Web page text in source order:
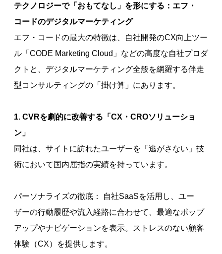
テクノロジーで「おもてなし」を形にする：エフ・
コードのデジタルマーケティング
エフ・コードの最大の特徴は、自社開発のCX向上ツー
ル「CODE Marketing Cloud」などの高度な自社プロダ
クトと、デジタルマーケティング全般を網羅する伴走
型コンサルティングの「掛け算」にあります。
1. CVRを劇的に改善する「CX・CROソリューショ
ン」
同社は、サイトに訪れたユーザーを「逃がさない」技
術において国内屈指の実績を持っています。
パーソナライズの徹底： 自社SaaSを活用し、ユー
ザーの行動履歴や流入経路に合わせて、最適なポップ
アップやナビゲーションを表示。ストレスのない顧客
体験（CX）を提供します。